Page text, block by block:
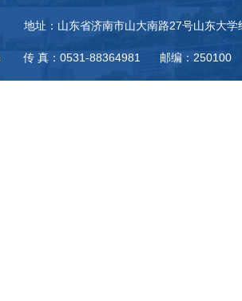
地址：山东省济南市山大南路27号山东大学
传 真：0531-88364981 邮编：250100